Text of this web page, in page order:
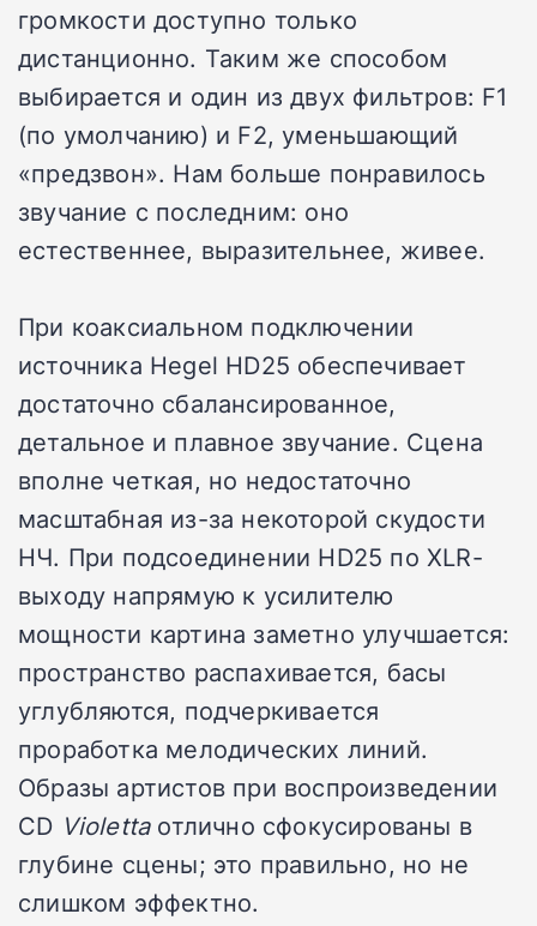
громкости доступно только
дистанционно. Таким же способом
выбирается и один из двух фильтров: F1
(по умолчанию) и F2, уменьшающий
«предзвон». Нам больше понравилось
звучание с последним: оно
естественнее, выразительнее, живее.
При коаксиальном подключении
источника Hegel HD25 обеспечивает
достаточно сбалансированное,
детальное и плавное звучание. Сцена
вполне четкая, но недостаточно
масштабная из-за некоторой скудости
НЧ. При подсоединении HD25 по XLR-
выходу напрямую к усилителю
мощности картина заметно улучшается:
пространство распахивается, басы
углубляются, подчеркивается
проработка мелодических линий.
Образы артистов при воспроизведении
CD Violettaотлично сфокусированы в
глубине сцены; это правильно, но не
слишком эффектно.